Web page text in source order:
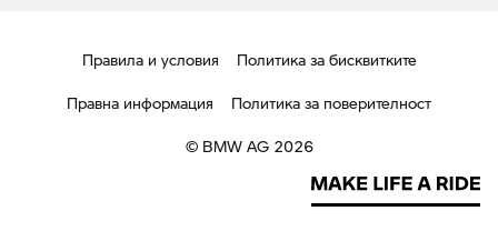
Правила и условия
Политика за бисквитките
Правна информация
Политика за поверителност
© BMW AG 2026